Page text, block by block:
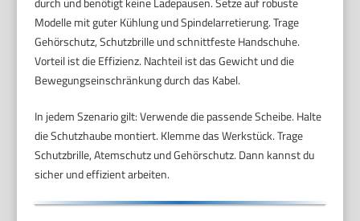
Modelle mit guter Kühlung und Spindelarretierung. Trage
Gehörschutz, Schutzbrille und schnittfeste Handschuhe.
Vorteil ist die Effizienz. Nachteil ist das Gewicht und die
Bewegungseinschränkung durch das Kabel.
In jedem Szenario gilt: Verwende die passende Scheibe. Halte
die Schutzhaube montiert. Klemme das Werkstück. Trage
Schutzbrille, Atemschutz und Gehörschutz. Dann kannst du
sicher und effizient arbeiten.